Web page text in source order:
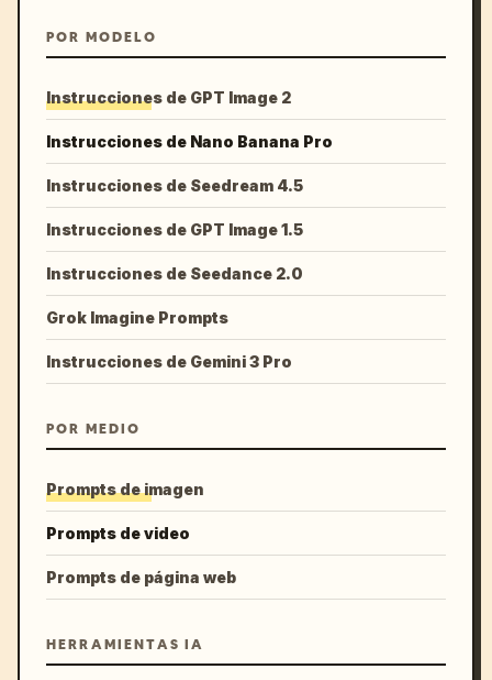
POR MODELO
Instrucciones de GPT Image 2
Instrucciones de Nano Banana Pro
Instrucciones de Seedream 4.5
Instrucciones de GPT Image 1.5
Instrucciones de Seedance 2.0
Grok Imagine Prompts
Instrucciones de Gemini 3 Pro
POR MEDIO
Prompts de imagen
Prompts de video
Prompts de página web
HERRAMIENTAS IA